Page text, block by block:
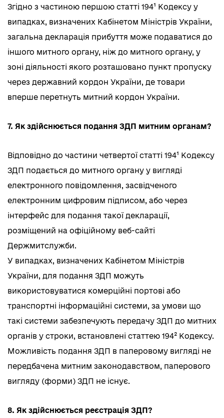
Згідно з частиною першою статті 194¹ Кодексу у
випадках, визначених Кабінетом Міністрів України,
загальна декларація прибуття може подаватися до
іншого митного органу, ніж до митного органу, у
зоні діяльності якого розташовано пункт пропуску
через державний кордон України, де товари
вперше перетнуть митний кордон України.
7. Як здійснюється подання ЗДП митним органам?
Відповідно до частини четвертої статті 194¹ Кодексу
ЗДП подається до митного органу у вигляді
електронного повідомлення, засвідченого
електронним цифровим підписом, або через
інтерфейс для подання такої декларації,
розміщений на офіційному веб-сайті
Держмитслужби.
У випадках, визначених Кабінетом Міністрів
України, для подання ЗДП можуть
використовуватися комерційні портові або
транспортні інформаційні системи, за умови що
такі системи забезпечують передачу ЗДП до митних
органів у строки, встановлені статтею 194² Кодексу.
Можливість подання ЗДП в паперовому вигляді не
передбачена митним законодавством, паперового
вигляду (форми) ЗДП не існує.
8. Як здійснюється реєстрація ЗДП?